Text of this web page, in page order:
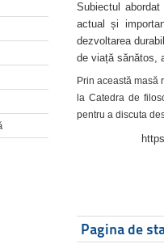
Subiectul
actual și
dezvoltarea
de viață sănătos,
Prin această masă
la Catedra de
pentru a discuta
Pagina de